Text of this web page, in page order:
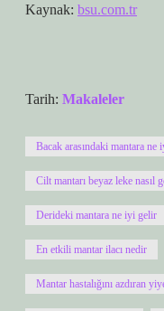
Kaynak: bsu.com.tr
Tarih: Makaleler
Bacak arasındaki mantara ne
Cilt mantarı beyaz leke nasıl
Derideki mantara ne iyi gelir
En etkili mantar ilacı nedir
Mantar hastalığını azdıran